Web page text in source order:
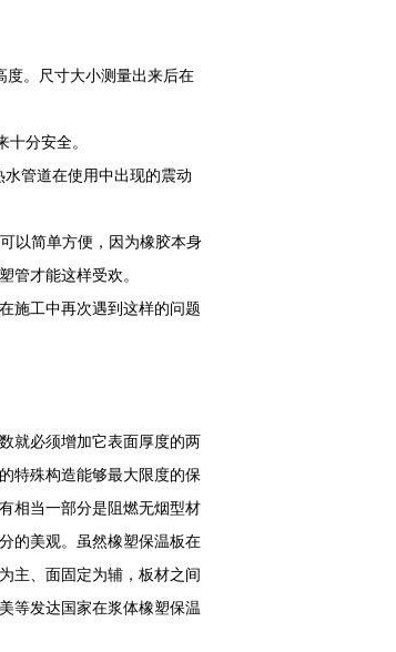
度。尺寸大小测量出来后在
分安全。
管道在使用中出现的震动
简单方便，因为橡胶本身
管才能这样受欢。
施工中再次遇到这样的问题
就必须增加它表面厚度的两
特殊构造能够最大限度的保
相当一部分是阻燃无烟型材
的美观。虽然橡塑保温板在
主、面固定为辅，板材之间
等发达国家在浆体橡塑保温